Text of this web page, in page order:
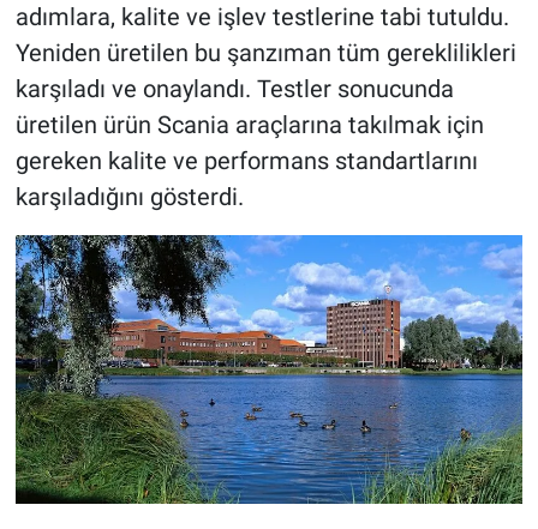
adımlara, kalite ve işlev testlerine tabi tutuldu.
Yeniden üretilen bu şanzıman tüm gereklilikleri
karşıladı ve onaylandı. Testler sonucunda
üretilen ürün Scania araçlarına takılmak için
gereken kalite ve performans standartlarını
karşıladığını gösterdi.